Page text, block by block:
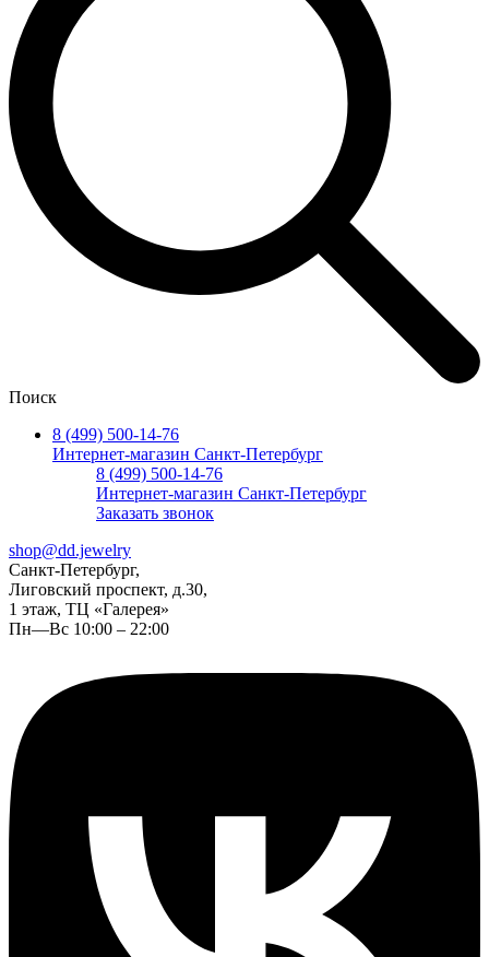
Поиск
8 (499) 500-14-76
Интернет-магазин Санкт-Петербург
8 (499) 500-14-76
Интернет-магазин Санкт-Петербург
Заказать звонок
shop@dd.jewelry
Санкт-Петербург,
Лиговский проспект, д.30,
1 этаж, ТЦ «Галерея»
Пн—Вс 10:00 – 22:00